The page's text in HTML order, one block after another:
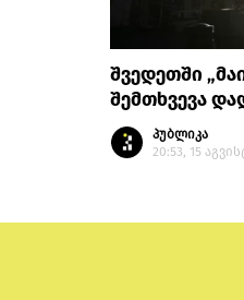
შვედეთში
შემთხვევა
პუბლიკა
20:53, 15